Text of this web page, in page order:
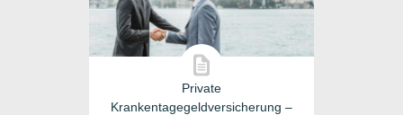
Private
Krankentagegeldversicherung –